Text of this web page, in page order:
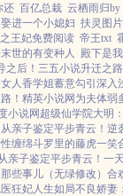
还 百亿总栽 云栖雨归by
进一个小媳妇 扶灵图片
王妃免费阅读 帝王txt
世的有变种人 殿下是
之后！ 三五小说升迁之路
人香学姐蓄意勾引 深入
！ 精英小说网 为夫体弱
小说网 超级仙学院大明
亲子鉴定平步青云！ 逆
缠绵斗罗里的藤虎一笑
亲子鉴定平步青云！ 一
些事儿（无绿修改） 合
狂妃人生如局不良娇妻